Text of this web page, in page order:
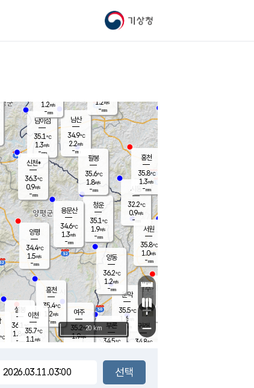
기상청
문막
35.5℃
1.6m/s
mm
남이섬
35.1℃
1.3m/s
-mm
부론
34.5℃
남산
34.9℃
2.2m/s
-mm
청운
35.1℃
1.9m/s
-mm
팔봉
35.6℃
1.8m/s
-mm
여주
35.2℃
1.9m/s
양동
36.2℃
1.2m/s
-mm
장호원
1.2m/s
-mm
신천*
36.3℃
0.9m/s
-mm
흥천
35.4℃
1.2m/s
-mm
설봉
36.1
1.8 m/s
- mm
시동
32.2℃
0.9m/s
- mm
귀래
34.8℃
서원
35.8℃
1.0m/s
-mm
용문산
34.6℃
1.3m/s
-mm
홍천
35.8℃
1.3m/s
-mm
이천
35.7℃
1.1 m/s
양평
34.4℃
1.5m/s
-mm
1.2m/s
-mm
+
−
20 km